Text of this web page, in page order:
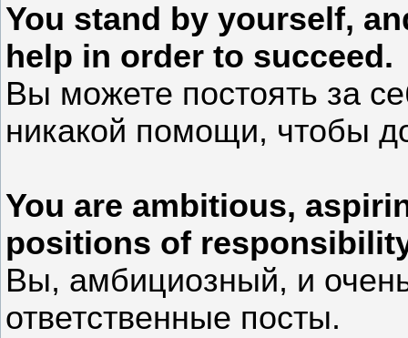
You stand by yourself,
help in order to succeed.
Вы можете постоять за
никакой помощи, чтобы
You are ambitious,
positions of
Вы, амбициозный, и
ответственные посты.